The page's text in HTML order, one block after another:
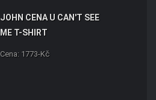
JOHN CENA U CAN'T SEE
ME T-SHIRT
Cena: 1773-Kč